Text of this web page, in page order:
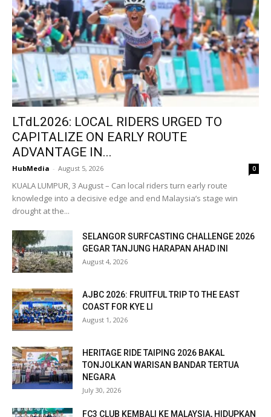
LTdL2026: LOCAL RIDERS URGED TO
CAPITALIZE ON EARLY ROUTE
ADVANTAGE IN...
HubMedia - August 5, 2026 0
KUALA LUMPUR, 3 August – Can local riders turn early route
knowledge into a decisive edge and end Malaysia’s stage win
drought at the...
SELANGOR SURFCASTING CHALLENGE 2026
GEGAR TANJUNG HARAPAN AHAD INI
August 4, 2026
AJBC 2026: FRUITFUL TRIP TO THE EAST
COAST FOR KYE LI
August 1, 2026
HERITAGE RIDE TAIPING 2026 BAKAL
TONJOLKAN WARISAN BANDAR TERTUA
NEGARA
July 30, 2026
FC3 CLUB KEMBALI KE MALAYSIA, HIDUPKAN